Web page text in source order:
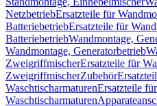
NetzbetriebErsatzteile für
BatteriebetriebErsatzteile für
BatteriebetriebWandmontage,
Wandmontage, Generatorbetrieb
ZweigriffmischerErsatzteile für
ZweigriffmischerZubehör
WaschtischarmaturenErsatzteile
Waschtischarmaturen